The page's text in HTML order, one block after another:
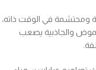
ومحتشمة في الوقت ذاته،
والجاذبية يصعب